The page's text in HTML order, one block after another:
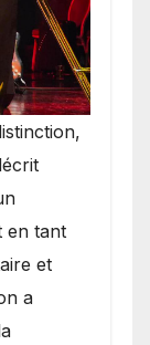
en tant
et
a